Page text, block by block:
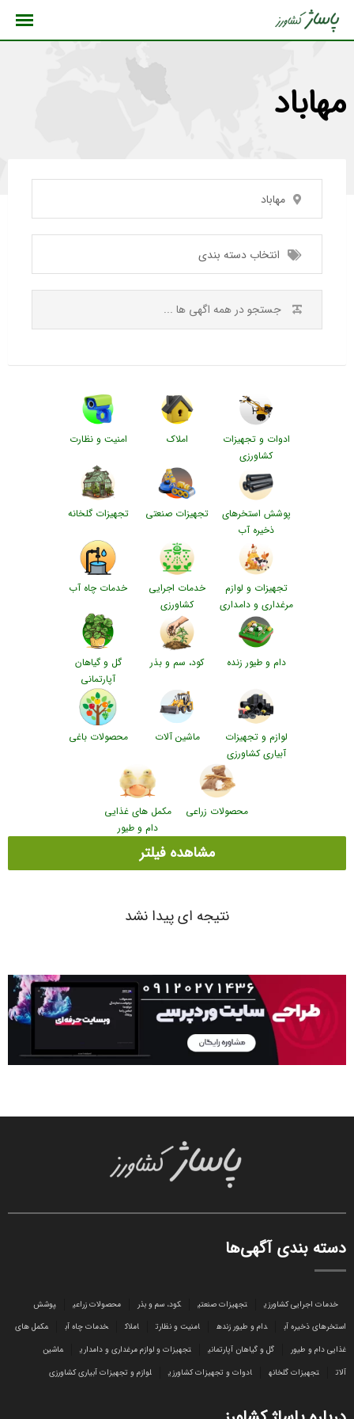
مهاباد
مهاباد
انتخاب دسته بندی
ادوات و تجهیزات
کشاورزی
املاک امنیت و نظارت
پوشش استخرهای
ذخیره آب
تجهیزات صنعتی تجهیزات گلخانه
تجهیزات و لوازم
مرغداری و دامداری
خدمات اجرایی
کشاورزی
خدمات چاه آب
دام و طیور زنده کود، سم و بذر
گل و گیاهان
آپارتمانی
لوازم و تجهیزات
آبیاری کشاورزی
ماشین آلات محصولات باغی
محصولات زراعی
مکمل های غذایی
دام و طیور
مشاهده فیلتر
نتیجه ای پیدا نشد
دسته بندی آگهی‌ها
خدمات اجرایی کشاورزی تجهیزات صنعتی کود، سم و بذر محصولات زراعی
پوشش
استخرهای ذخیره آب
دام و طیور زنده امنیت و نظارت املاک خدمات چاه آب
مکمل های
غذایی دام و طیور
گل و گیاهان آپارتمانی تجهیزات و لوازم مرغداری و دامداری
ماشین
آلات
تجهیزات گلخانه ادوات و تجهیزات کشاورزی لوازم و تجهیزات آبیاری کشاورزی